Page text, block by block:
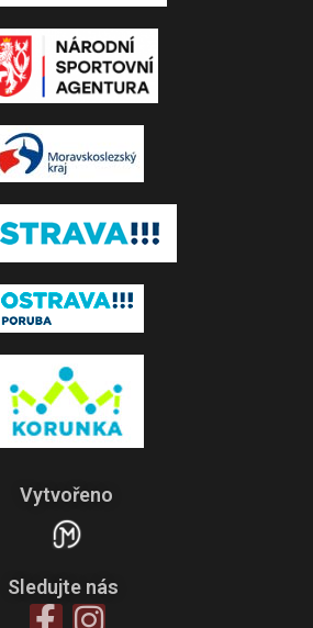
Vytvořeno
Sledujte nás